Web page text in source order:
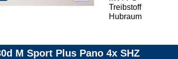
Treibstoff
Hubraum
M Sport Plus Pano 4x SHZ